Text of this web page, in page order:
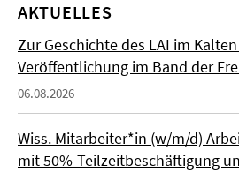
AKTUELLES
Zur Geschichte des LAI im
Veröffentlichung im Band der
06.08.2026
Wiss. Mitarbeiter*in (w/m/d)
mit 50%-Teilzeitbeschäftigung